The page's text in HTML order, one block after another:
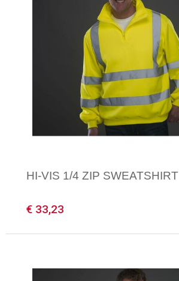
HI-VIS 1/4 ZIP SWEATSHIRT
€ 33,23
Minimale afname: 1